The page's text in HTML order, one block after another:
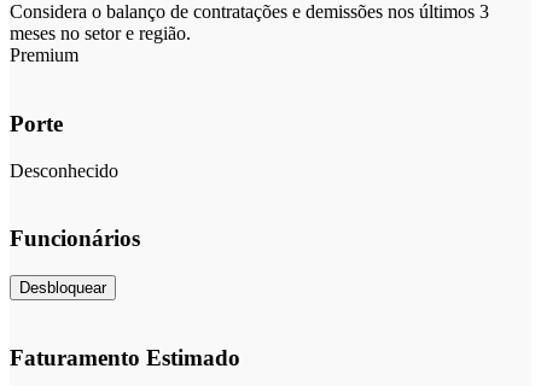
Considera o balanço de contratações e demissões nos últimos 3
meses no setor e região.
Premium
Porte
Desconhecido
Funcionários
Desbloquear
Faturamento Estimado